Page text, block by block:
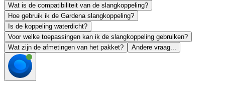
Wat is de compatibiliteit van de slangkoppeling?
Hoe gebruik ik de Gardena slangkoppeling?
Is de koppeling waterdicht?
Voor welke toepassingen kan ik de slangkoppeling gebruiken?
Wat zijn de afmetingen van het pakket?
Andere vraag...